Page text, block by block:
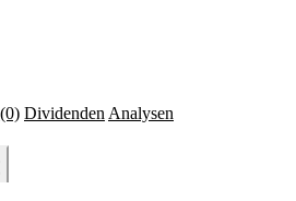
(0) Dividenden Analysen